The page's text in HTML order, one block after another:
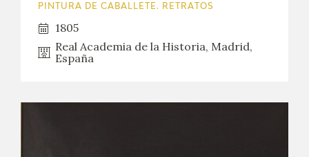
PINTURA DE CABALLETE. RETRATOS
1805
Real Academia de la Historia, Madrid,
España